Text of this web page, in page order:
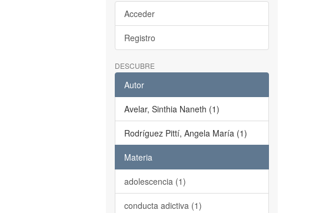
Acceder
Registro
DESCUBRE
Autor
Avelar, Sinthia Naneth (1)
Rodríguez Pittí, Angela María (1)
Materia
adolescencia (1)
conducta adictiva (1)